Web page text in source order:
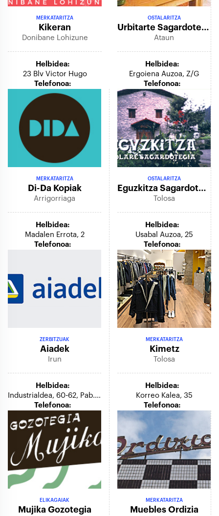
MERKATARITZA
Kikeran
Donibane Lohizune
Helbidea:
23 Blv Victor Hugo
Telefonoa:
OSTALARITZA
Urbitarte Sagardotegia
Ataun
Helbidea:
Ergoiena Auzoa, Z/g
Telefonoa:
MERKATARITZA
Di-Da Kopiak
Arrigorriaga
Helbidea:
Madalen Errota, 2
Telefonoa:
OSTALARITZA
Eguzkitza Sagardotegia
Tolosa
Helbidea:
Usabal Auzoa, 25
Telefonoa:
ZERBITZUAK
Aiadek
Irun
Helbidea:
Industrialdea, 60-62, Pab. Bentas Auzoa
Telefonoa:
MERKATARITZA
Kimetz
Tolosa
Helbidea:
Korreo Kalea, 35
Telefonoa:
ELIKAGAIAK
Mujika Gozotegia
MERKATARITZA
Muebles Ordizia